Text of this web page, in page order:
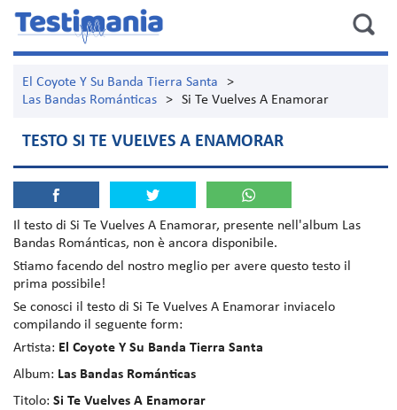
El Coyote Y Su Banda Tierra Santa
>
Las Bandas Románticas
> Si Te Vuelves A Enamorar
TESTO SI TE VUELVES A ENAMORAR
Il testo di Si Te Vuelves A Enamorar, presente nell'album Las
Bandas Románticas, non è ancora disponibile.
Stiamo facendo del nostro meglio per avere questo testo il
prima possibile!
Se conosci il testo di Si Te Vuelves A Enamorar inviacelo
compilando il seguente form:
Artista: El Coyote Y Su Banda Tierra Santa
Album: Las Bandas Románticas
Titolo: Si Te Vuelves A Enamorar